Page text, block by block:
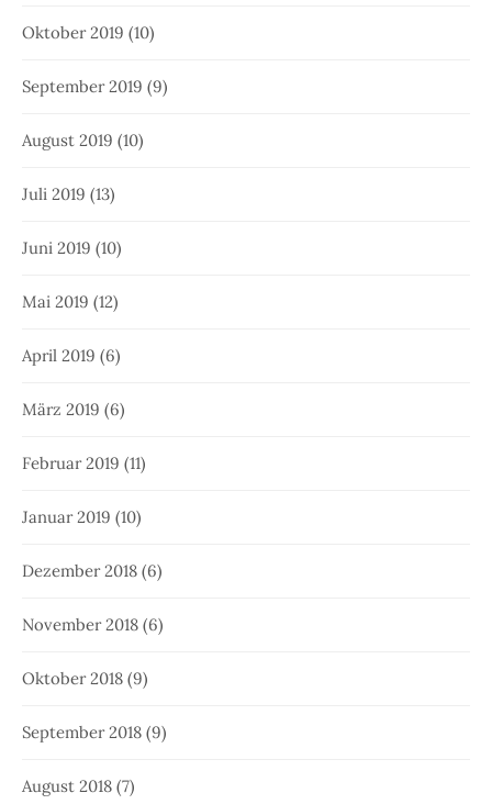
Oktober 2019 (10)
September 2019 (9)
August 2019 (10)
Juli 2019 (13)
Juni 2019 (10)
Mai 2019 (12)
April 2019 (6)
März 2019 (6)
Februar 2019 (11)
Januar 2019 (10)
Dezember 2018 (6)
November 2018 (6)
Oktober 2018 (9)
September 2018 (9)
August 2018 (7)